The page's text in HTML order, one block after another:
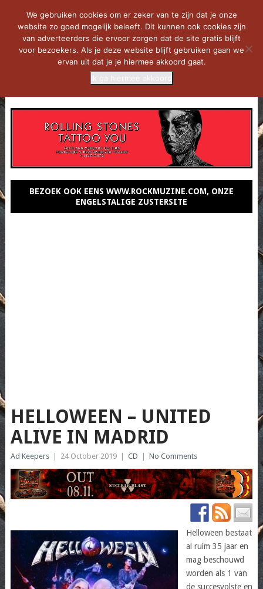
BEZOEK OOK EENS WWW.ROCKMUZINE.COM, ONZE
ENGELSTALIGE ZUSTERSITE
HELLOWEEN – UNITED
ALIVE IN MADRID
Ad Keepers 24 October 2019 CD No Comments
Helloween bestaat
al ruim 35 jaar en
mag beschouwd
worden als 1 van
de succesvolste en
We gebruiken cookies om er zeker van te zijn dat je onze
website zo goed mogelijk beleeft. Dit kunnen ook cookies zijn
van adverteerders die ervoor zorgen dat de site gratis blijft
voor bezoekers. Als je deze website blijft gebruiken gaan we
ervan uit dat je je hiermee akkoord gaat.
Ik ga hiermee akkoord